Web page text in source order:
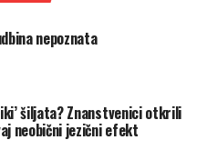
nepoznata
šiljata? Znanstvenici otkrili
neobični jezični efekt